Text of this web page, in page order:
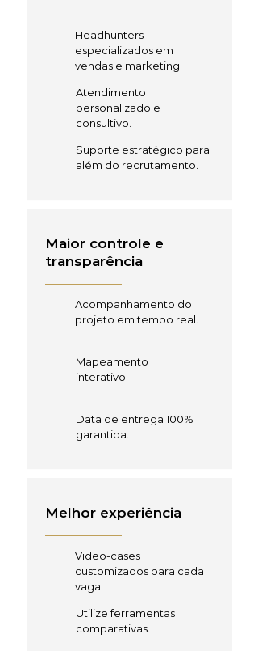
Headhunters
especializados em
vendas e marketing.
Atendimento
personalizado e
consultivo.
Suporte estratégico para
além do recrutamento.
Maior controle e
transparência
Acompanhamento do
projeto em tempo real.
Mapeamento
interativo.
Data de entrega 100%
garantida.
Melhor experiência
Video-cases
customizados para cada
vaga.
Utilize ferramentas
comparativas.